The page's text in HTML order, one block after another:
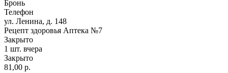
Бронь
Телефон
ул. Ленина, д. 148
Рецепт здоровья Аптека №7
Закрыто
1 шт. вчера
Закрыто
81,00 р.